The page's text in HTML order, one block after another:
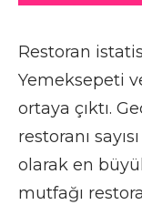
Restoran
Yemeksepeti
ortaya çıktı.
restoranı
olarak en
mutfağı